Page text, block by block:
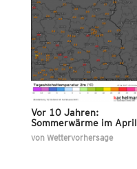
Vor 10 Jahren:
Sommerwärme im April
von Wettervorhersage